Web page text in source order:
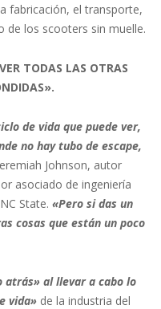
fabricación, el transporte,
de los scooters sin muelle.
TODAS LAS OTRAS
de vida que puede ver,
no hay tubo de escape,
Johnson, autor
asociado de ingeniería
State. «Pero si das un
cosas que están un poco
atrás» al llevar a cabo lo
vida» de la industria del